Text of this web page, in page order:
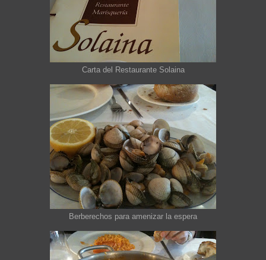
Carta del Restaurante Solaina
Berberechos para amenizar la espera